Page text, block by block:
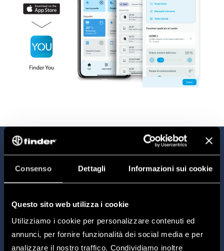
Consenso Dettagli Informazioni sui cookie
Questo sito web utilizza i cookie
Utilizziamo i cookie per personalizzare contenuti ed
annunci, per fornire funzionalità dei social media e per
analizzare il nostro traffico. Condividiamo inoltre
FINDERYOU
Finder YOU is de app waarmee u de slimme
Hiermee kunt u op een snelle, gemakkelijke
en gebruiksvriendelijke manier uw gewenste
verlichtingsscenario’s creëren, uw
thermostaat bedienen en uw slimme